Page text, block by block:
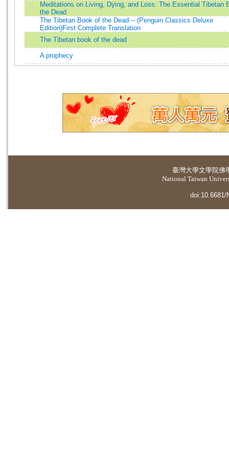
Meditations on Living, Dying, and Loss: The Essential Tibetan
the Dead
The Tibetan Book of the Dead -- (Penguin Classics Deluxe
Edition)First Complete Translation
The Tibetan book of the dead
A prophecy
臺灣大學文學院佛
National Taiwan
doi:10.6681/